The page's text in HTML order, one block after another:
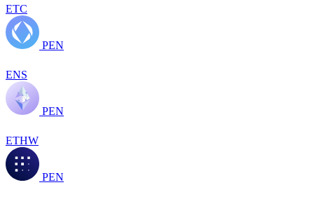
ETC
PEN
ENS
PEN
ETHW
PEN